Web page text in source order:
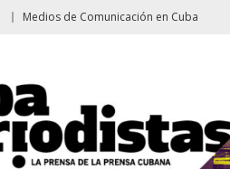
Medios de Comunicación en Cuba